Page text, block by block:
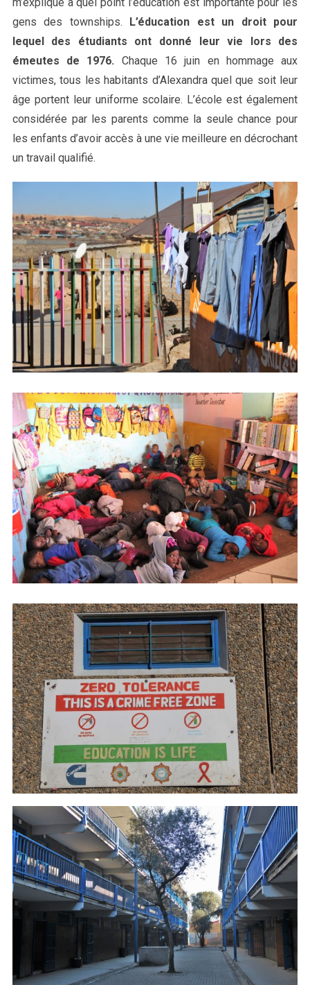
gens des townships. L’éducation est un droit pour
lequel des étudiants ont donné leur vie lors des
émeutes de 1976. Chaque 16 juin en hommage aux
victimes, tous les habitants d’Alexandra quel que soit leur
âge portent leur uniforme scolaire. L’école est également
considérée par les parents comme la seule chance pour
les enfants d’avoir accès à une vie meilleure en décrochant
un travail qualifié.